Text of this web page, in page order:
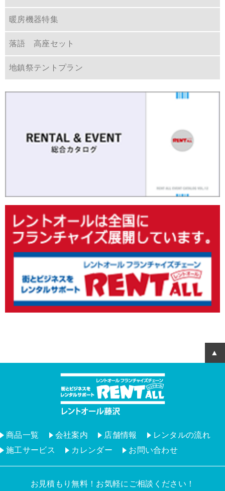
暖房機器特集
落語 高座セット
地鎮祭テントプラン
商品一覧 会社案内 店舗情報
レンタルの流れ
施工サービス
カレンダー お問い合わせ
お見積もり無料！お気軽にご相談ください！